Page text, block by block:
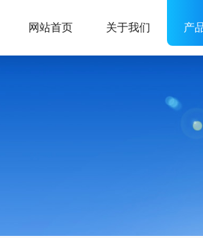
网站首页 关于我们 产